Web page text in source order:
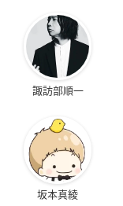
諏訪部順一
坂本真綾